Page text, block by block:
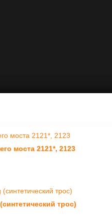
моста 2121*, 2123
трос)